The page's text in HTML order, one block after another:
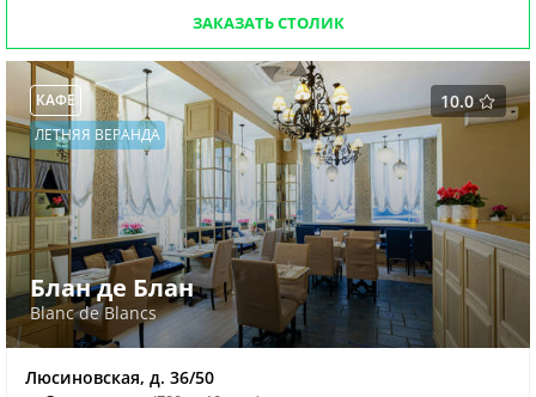
ЗАКАЗАТЬ СТОЛИК
10.0
КАФЕ
ЛЕТНЯЯ ВЕРАНДА
Блан де Блан
Blanc de Blancs
Люсиновская, д. 36/50